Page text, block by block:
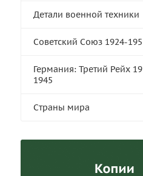
Детали военной техники
Советский Союз 1924-
Германия: Третий Рейх
1945
Cтраны мира